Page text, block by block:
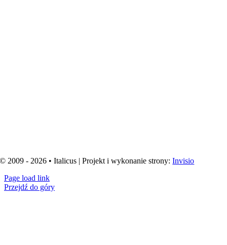
© 2009 - 2026 • Italicus | Projekt i wykonanie strony:Invisio
Page load link
Przejdź do góry